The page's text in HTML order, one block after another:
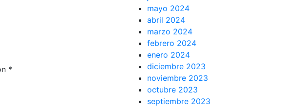
*
mayo 2024
abril 2024
marzo 2024
febrero 2024
enero 2024
diciembre 2023
noviembre 2023
octubre 2023
septiembre 2023